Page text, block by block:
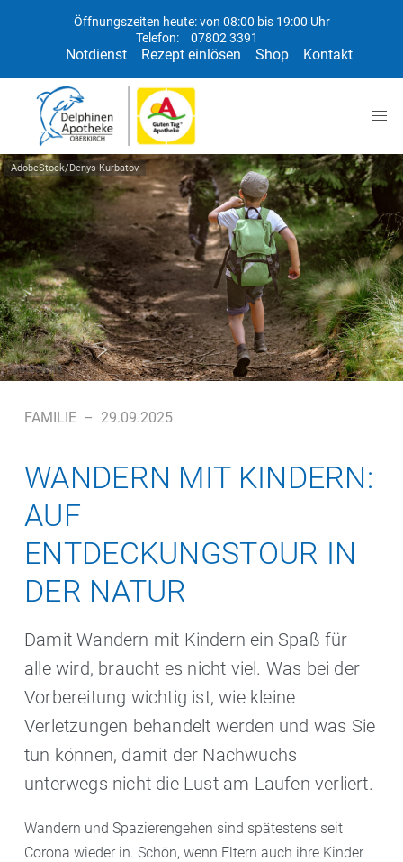
Öffnungszeiten heute: von 08:00 bis 19:00 Uhr
Telefon:
07802 3391
Notdienst Rezept einlösen Shop Kontakt
AdobeStock/Denys Kurbatov
Symbolbild
FAMILIE – 29.09.2025
WANDERN MIT KINDERN:
AUF
ENTDECKUNGSTOUR IN
DER NATUR
Damit Wandern mit Kindern ein Spaß für
alle wird, braucht es nicht viel. Was bei der
Vorbereitung wichtig ist, wie kleine
Verletzungen behandelt werden und was Sie
tun können, damit der Nachwuchs
unterwegs nicht die Lust am Laufen verliert.
Wandern und Spazierengehen sind spätestens seit
Corona wieder in. Schön, wenn Eltern auch ihre Kinder